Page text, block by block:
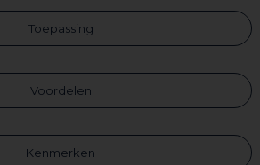
Toepassing
Voordelen
Kenmerken